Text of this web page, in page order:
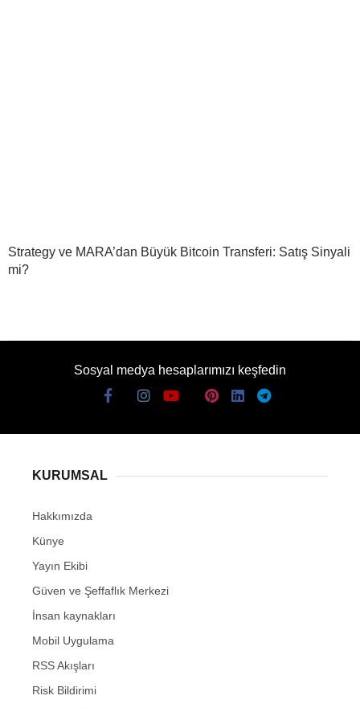
Strategy ve MARA’dan Büyük Bitcoin Transferi: Satış Sinyali
mi?
Sosyal medya hesaplarımızı keşfedin
KURUMSAL
Hakkımızda
Künye
Yayın Ekibi
Güven ve Şeffaflık Merkezi
İnsan kaynakları
Mobil Uygulama
RSS Akışları
Risk Bildirimi